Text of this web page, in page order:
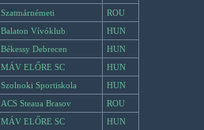
Szatmárnémeti
ROU
Balaton Vívóklub
HUN
Békessy Debrecen
HUN
MÁV ELŐRE SC
HUN
Szolnoki Sportiskola
HUN
ACS Steaua Brasov
ROU
MÁV ELŐRE SC HUN